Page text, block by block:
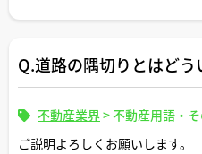
Q.道路の隅切りとはどう
不動産業界>不動産用語・
ご説明よろしくお願いします。